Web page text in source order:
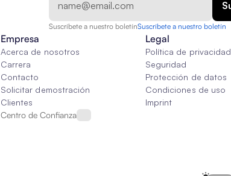
Suscríbete a nuestro boletínSuscríbete a nuestro boletín
Empresa
Acerca de nosotros
Carrera
Contacto
Solicitar demostración
Clientes
Centro de Confianza
Legal
Política de privacidad
Seguridad
Protección de datos
Condiciones de uso
Imprint